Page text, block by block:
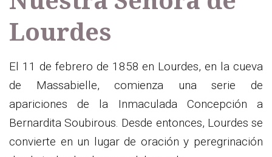
Lourdes
El 11 de febrero de 1858 en Lourdes, en la cueva
de Massabielle, comienza una serie de
apariciones de la Inmaculada Concepción a
Bernardita Soubirous. Desde entonces, Lourdes se
convierte en un lugar de oración y peregrinación